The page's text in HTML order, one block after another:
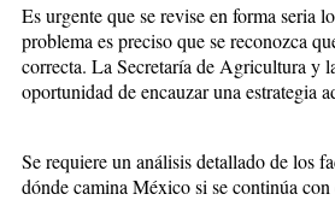
Es urgente que se revise en forma seria
problema es preciso que se reco­noz­ca
correcta. La Se­cretaría de Agricultura y
opor­tunidad de encauzar una estrategia
Se requiere un análisis detallado de los
dónde camina México si se con­tinúa